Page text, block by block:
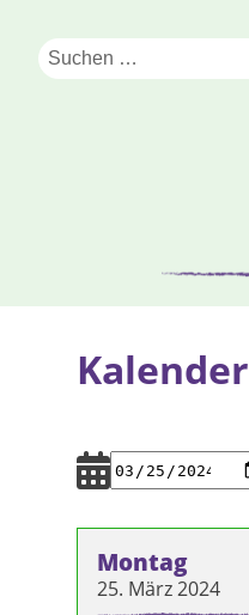
Kalender
Montag
25. März 2024